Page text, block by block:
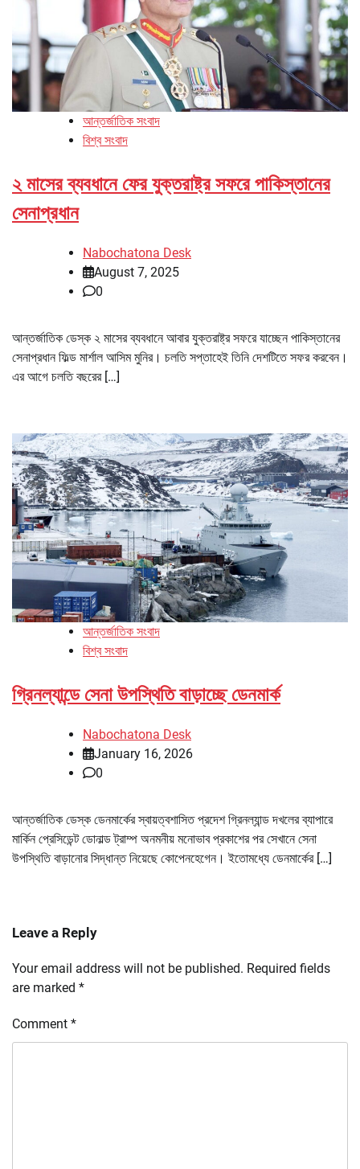
আন্তর্জাতিক সংবাদ
বিশ্ব সংবাদ
২ মাসের ব্যবধানে ফের যুক্তরাষ্ট্র সফরে পাকিস্তানের
সেনাপ্রধান
Nabochatona Desk
August 7, 2025
0
আন্তর্জাতিক ডেস্ক ২ মাসের ব্যবধানে আবার যুক্তরাষ্ট্র সফরে যাচ্ছেন পাকিস্তানের
সেনাপ্রধান ফিল্ড মার্শাল আসিম মুনির। চলতি সপ্তাহেই তিনি দেশটিতে সফর করবেন।
এর আগে চলতি বছরের […]
আন্তর্জাতিক সংবাদ
বিশ্ব সংবাদ
গ্রিনল্যান্ডে সেনা উপস্থিতি বাড়াচ্ছে ডেনমার্ক
Nabochatona Desk
January 16, 2026
0
আন্তর্জাতিক ডেস্ক ডেনমার্কের স্বায়ত্বশাসিত প্রদেশ গ্রিনল্যান্ড দখলের ব্যাপারে
মার্কিন প্রেসিডেন্ট ডোনাল্ড ট্রাম্প অনমনীয় মনোভাব প্রকাশের পর সেখানে সেনা
উপস্থিতি বাড়ানোর সিদ্ধান্ত নিয়েছে কোপেনহেগেন। ইতোমধ্যে ডেনমার্কের […]
Leave a Reply
Your email address will not be published. Required fields
are marked *
Comment *